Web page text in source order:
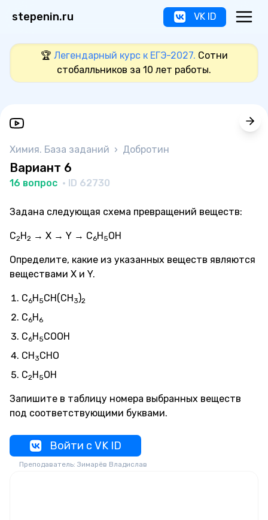
stepenin.ru VK ID
🏆 Легендарный курс к ЕГЭ-2027. Сотни
стобалльников за 10 лет работы.
Химия. База заданий › Добротин
Вариант 6
16 вопрос · ID 62730
Задана следующая схема превращений веществ:
C2H2 → X → Y → C6H5ОН
Определите, какие из указанных веществ являются
веществами X и Y.
C6H5CH(CH3)2
C6H6
C6H5СООН
СН3CHO
C2H5OH
Запишите в таблицу номера выбранных веществ
под соответствующими буквами.
Войти с VK ID
Преподаватель: Зимарёв Владислав